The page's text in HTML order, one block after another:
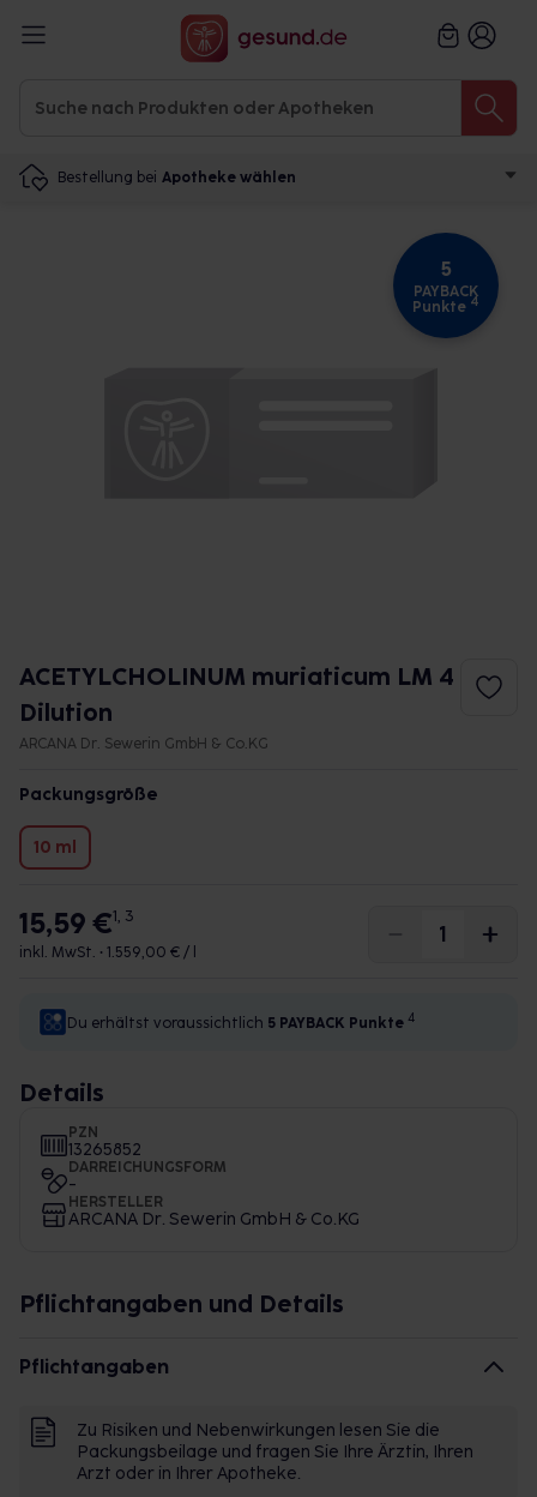
Bestellung bei Apotheke wählen
5
PAYBACK
Punkte 4
ACETYLCHOLINUM muriaticum LM 4
Dilution
ARCANA Dr. Sewerin GmbH & Co.KG
Packungsgröße
10 ml
15,59 €1, 3
inkl. MwSt. • 1.559,00 € / l
Du erhältst voraussichtlich 5 PAYBACK Punkte 4
Details
PZN
13265852
DARREICHUNGSFORM
-
HERSTELLER
ARCANA Dr. Sewerin GmbH & Co.KG
Pflichtangaben und Details
Pflichtangaben
Zu Risiken und Nebenwirkungen lesen Sie die
Packungsbeilage und fragen Sie Ihre Ärztin, Ihren
Arzt oder in Ihrer Apotheke.